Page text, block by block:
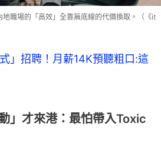
職場的「高效」全靠無底線的代價換取。（《it
」招聘！月薪14K預聽粗口:這
」才來港：最怕帶入Toxic